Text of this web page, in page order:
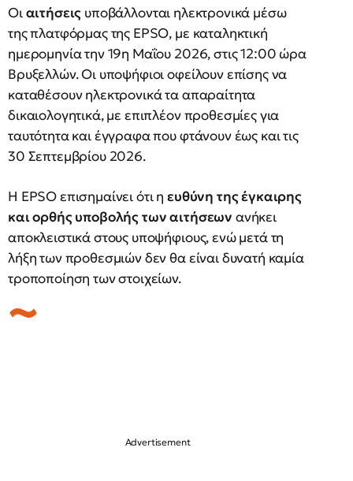
Οιαιτήσεις υποβάλλονται ηλεκτρονικά μέσω
της πλατφόρμας της EPSO, με καταληκτική
ημερομηνία την 19η Μαΐου 2026, στις 12:00 ώρα
Βρυξελλών. Οι υποψήφιοι οφείλουν επίσης να
καταθέσουν ηλεκτρονικά τα απαραίτητα
δικαιολογητικά, με επιπλέον προθεσμίες για
ταυτότητα και έγγραφα που φτάνουν έως και τις
30 Σεπτεμβρίου 2026.
Η EPSO επισημαίνει ότι η ευθύνη της έγκαιρης
και ορθής υποβολής των αιτήσεων ανήκει
αποκλειστικά στους υποψήφιους, ενώ μετά τη
λήξη των προθεσμιών δεν θα είναι δυνατή καμία
τροποποίηση των στοιχείων.